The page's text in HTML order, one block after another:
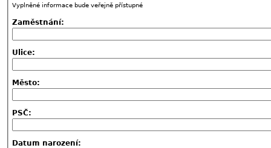
Vyplněné informace bude veřejně přístupné
Zaměstnání:
Ulice:
Město:
PSČ:
Datum narození: